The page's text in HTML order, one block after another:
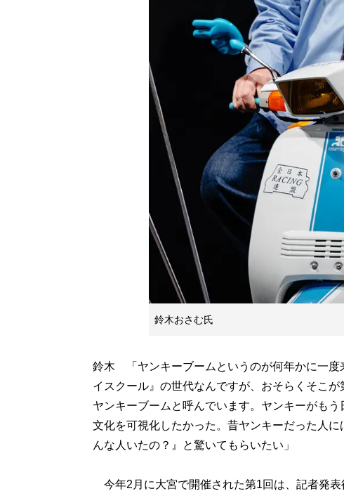
鈴木おさむ氏
鈴木 「ヤンキーブームというのが何年かに一度
イスクール』の世代なんですが、おそらくそこ
ヤンキーブームと呼んでいます。ヤンキーがも
文化を可視化したかった。昔ヤンキーだった人
んな人いたの？』と驚いてもらいたい」
今年2月に大宮で開催された第1回は、記者発表